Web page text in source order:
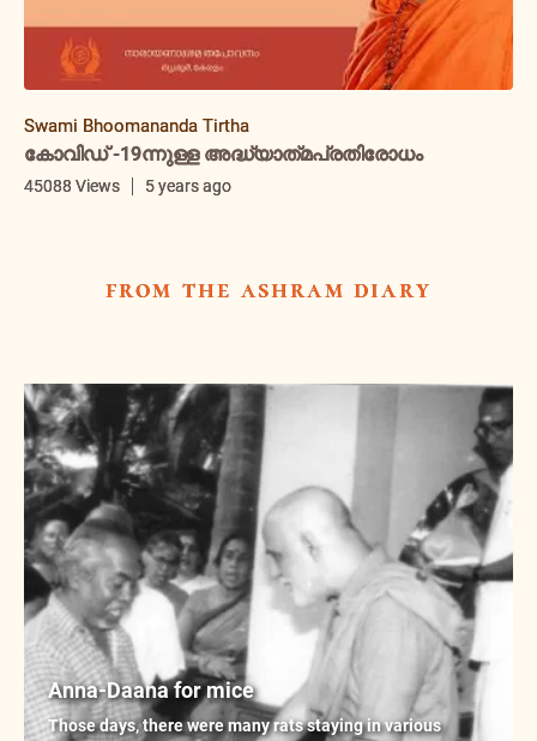
Swami Bhoomananda Tirtha
കോവിഡ് -19ന്നുള്ള അദ്ധ്യാത്‌മപ്രതിരോധം
45088 Views 5 years ago
from the ashram diary
Anna-Daana for mice
Those days, there were many rats staying in various